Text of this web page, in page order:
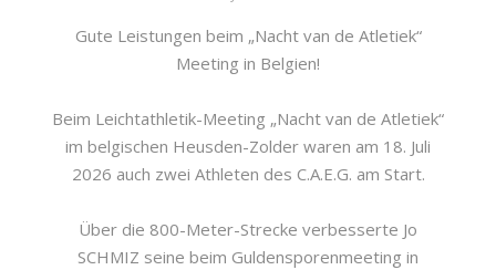
Gute Leistungen beim „Nacht van de Atletiek“
Meeting in Belgien!
Beim Leichtathletik-Meeting „Nacht van de Atletiek“
im belgischen Heusden-Zolder waren am 18. Juli
2026 auch zwei Athleten des C.A.E.G. am Start.
Über die 800-Meter-Strecke verbesserte Jo
SCHMIZ seine beim Guldensporenmeeting in